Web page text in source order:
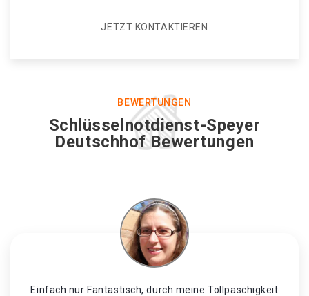
JETZT KONTAKTIEREN
BEWERTUNGEN
Schlüsselnotdienst-Speyer
Deutschhof Bewertungen
Einfach nur Fantastisch, durch meine Tollpaschigkeit